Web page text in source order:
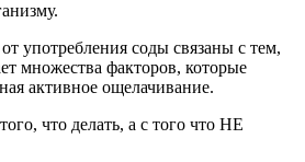
употребления соды связаны с тем,
множества факторов, которые
активное ощелачивание.
что делать, а с того что НЕ